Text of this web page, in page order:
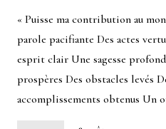
« Puisse ma contribution au
parole pacifiante Des actes
esprit clair Une sagesse
prospères Des obstacles levés
accomplissements obtenus Un